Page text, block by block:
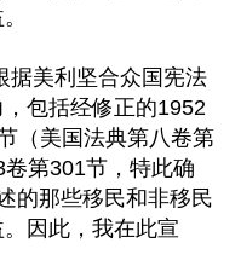
据美利坚合众国宪法
包括经修正的1952
（美国法典第八卷第
第301节，特此确
的那些移民和非移民
因此，我在此宣